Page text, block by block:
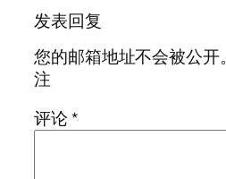
发表回复
您的邮箱地址不会被公开。
注
评论*